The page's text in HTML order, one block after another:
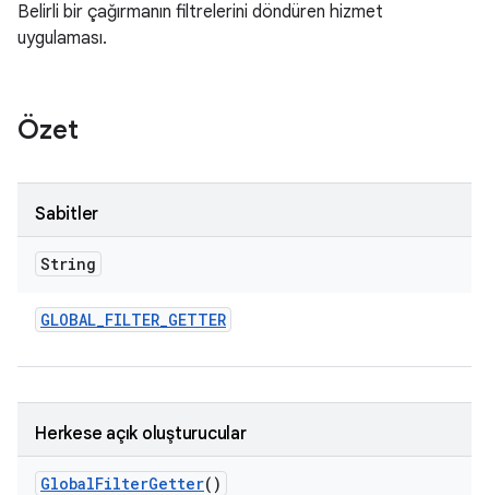
Belirli bir çağırmanın filtrelerini döndüren hizmet
uygulaması.
Özet
Sabitler
String
GLOBAL_FILTER_GETTER
Herkese açık oluşturucular
GlobalFilterGetter()